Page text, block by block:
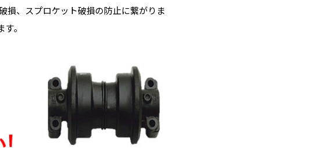
損、スプロケット破損の防止に繋がりま
。